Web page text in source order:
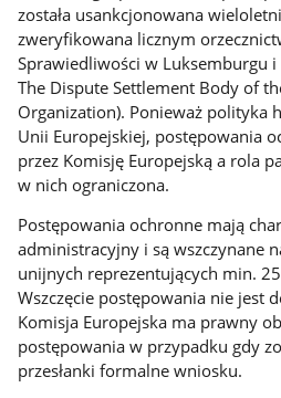
została usankcjonowana
zweryfikowana licznym
Sprawiedliwości w Luksemburgu i
The Dispute Settlement Body of
Organization). Ponieważ polityka
Unii Europejskiej, postępowania
przez Komisję Europejską a rola
w nich ograniczona.
Postępowania ochronne mają
administracyjny i są wszczynane
unijnych reprezentujących min.
Wszczęcie postępowania nie jest
Komisja Europejska ma prawny
postępowania w przypadku gdy
przesłanki formalne wniosku.